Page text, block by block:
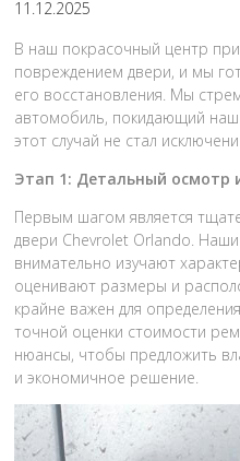
11.12.2025
В наш покрасочный центр
повреждением двери, и мы
его восстановления. Мы
автомобиль, покидающий наш
этот случай не стал
Этап 1: Детальный осмотр
Первым шагом является
двери Chevrolet Orlando.
внимательно изучают
оценивают размеры и
крайне важен для
точной оценки стоимости
нюансы, чтобы предложить
и экономичное решение.